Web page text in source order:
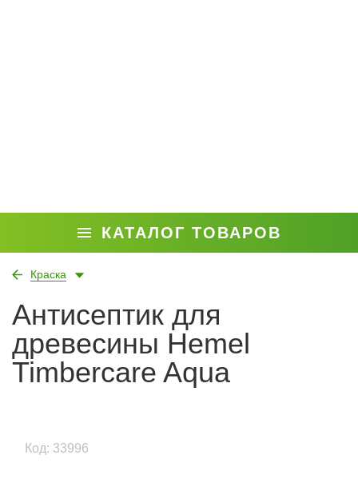
КАТАЛОГ ТОВАРОВ
Краска
Антисептик для
древесины Hemel
Timbercare Aqua
Код: 33996